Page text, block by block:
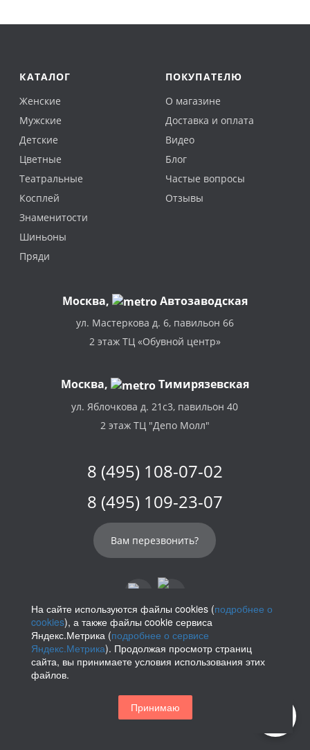
КАТАЛОГ
Женские
Мужские
Детские
Цветные
Театральные
Косплей
Знаменитости
Шиньоны
Пряди
ПОКУПАТЕЛЮ
О магазине
Доставка и оплата
Видео
Блог
Частые вопросы
Отзывы
Москва, Автозаводская
ул. Мастеркова д. 6, павильон 66
2 этаж ТЦ «Обувной центр»
Москва, Тимирязевская
ул. Яблочкова д. 21с3, павильон 40
2 этаж ТЦ "Депо Молл"
8 (495) 108-07-02
8 (495) 109-23-07
Вам перезвонить?
info@parikof.ru
Политика конфиденциальности
Магазин париков — Parikof. 2026
На сайте используются файлы cookies (подробнее о
cookies), а также файлы cookie сервиса
Яндекс.Метрика (подробнее о сервисе
Яндекс.Метрика). Продолжая просмотр страниц
сайта, вы принимаете условия использования этих
файлов.
Принимаю